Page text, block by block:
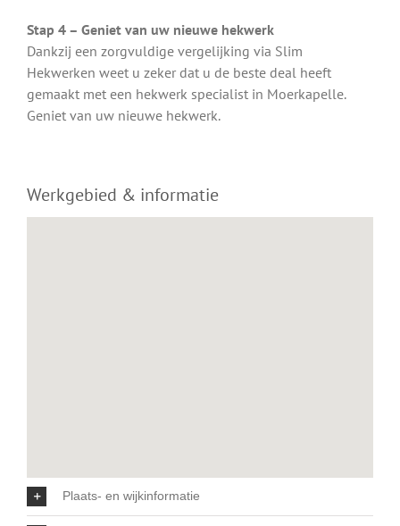
Stap 4 – Geniet van uw nieuwe hekwerk
Dankzij een zorgvuldige vergelijking via Slim
Hekwerken weet u zeker dat u de beste deal heeft
gemaakt met een hekwerk specialist in Moerkapelle.
Geniet van uw nieuwe hekwerk.
Werkgebied & informatie
Plaats- en wijkinformatie